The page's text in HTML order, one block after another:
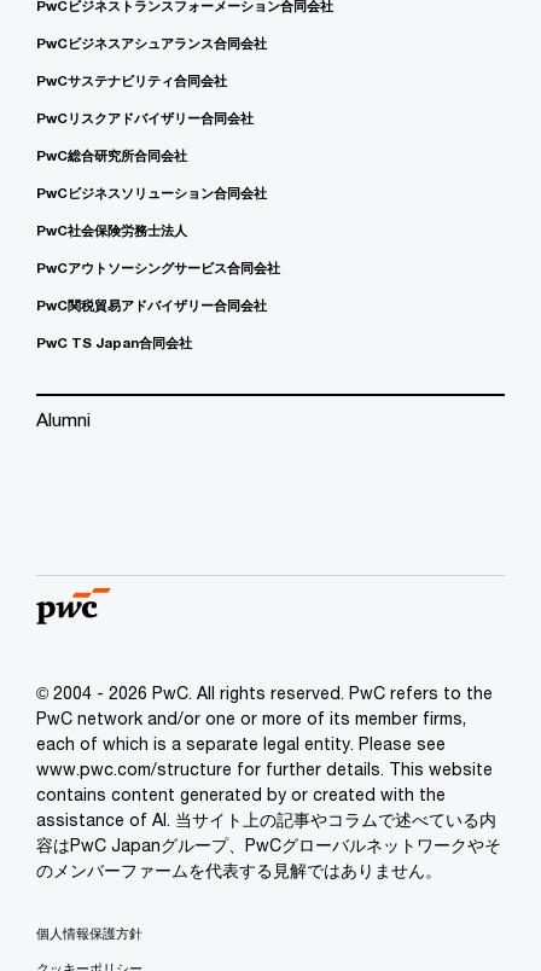
PwCビジネストランスフォーメーション合同会社
PwCビジネスアシュアランス合同会社
PwCサステナビリティ合同会社
PwCリスクアドバイザリー合同会社
PwC総合研究所合同会社
PwCビジネスソリューション合同会社
PwC社会保険労務士法人
PwCアウトソーシングサービス合同会社
PwC関税貿易アドバイザリー合同会社
PwC TS Japan合同会社
Alumni
© 2004 - 2026 PwC. All rights reserved. PwC refers to the
PwC network and/or one or more of its member firms,
each of which is a separate legal entity. Please see
www.pwc.com/structure for further details. This website
contains content generated by or created with the
assistance of AI. 当サイト上の記事やコラムで述べている内
容はPwC Japanグループ、PwCグローバルネットワークやそ
のメンバーファームを代表する見解ではありません。
個人情報保護方針